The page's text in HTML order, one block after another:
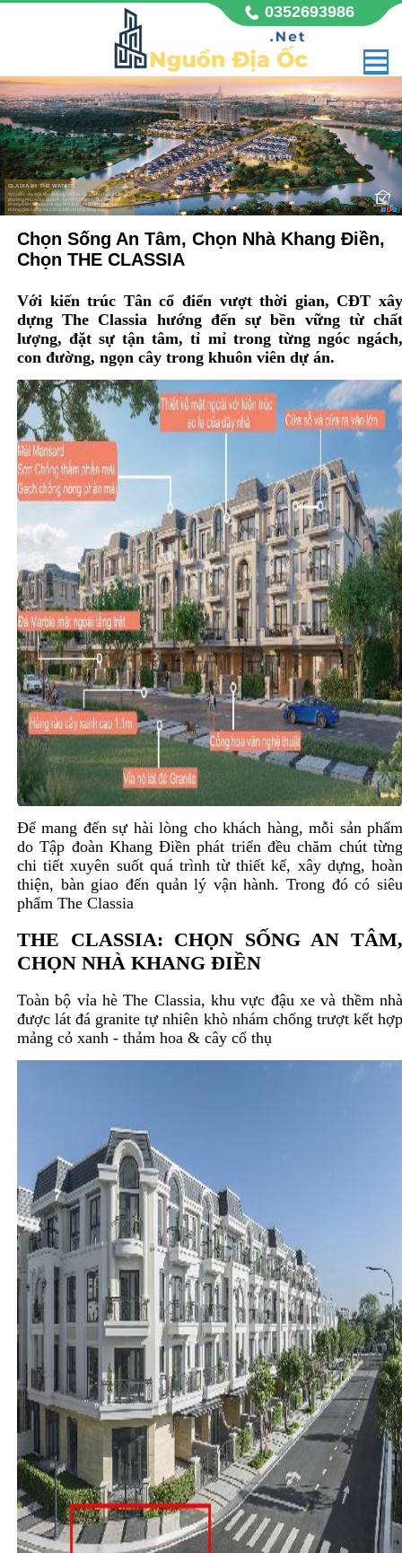
0352693986
GLADIA BY THE WATERS
Vị trí đắc địa mặt tiền đường Võ Chí Công sầm uất, thuộc
phường Phú Hữu, quận 9, Tp Hồ Chí Minh. Dự án nhà
Khang Điền Gladia với quy mô 11,8 hecta, không chỉ là
không gian sống mà còn là biểu tượng đẳng cấp,
Chọn Sống An Tâm, Chọn Nhà Khang Điền,
Chọn THE CLASSIA
Với kiến trúc Tân cổ điển vượt thời gian, CĐT
dựng The Classia hướng đến sự bền vững từ
lượng, đặt sự tận tâm, tỉ mỉ trong từng ngóc
con đường, ngọn cây trong khuôn viên dự án.
Để mang đến sự hài lòng cho khách hàng, mỗi sản
do Tập đoàn Khang Điền phát triển đều chăm chút
chi tiết xuyên suốt quá trình từ thiết kế, xây dựng,
thiện, bàn giao đến quản lý vận hành. Trong đó có
phẩm The Classia
THE CLASSIA: CHỌN SỐNG AN
CHỌN NHÀ KHANG ĐIỀN
Toàn bộ vỉa hèThe Classia, khu vực đậu xe và thềm
được lát đá granite tự nhiên khò nhám chống trượt kết
mảng cỏ xanh - thảm hoa & cây cổ thụ